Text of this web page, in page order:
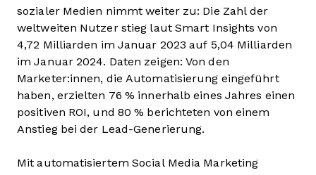
sozialer Medien nimmt weiter zu: Die Zahl der
weltweiten Nutzer stieg laut Smart Insights von
4,72 Milliarden im Januar 2023 auf 5,04 Milliarden
im Januar 2024. Daten zeigen: Von den
Marketer:innen, die Automatisierung eingeführt
haben, erzielten 76 % innerhalb eines Jahres einen
positiven ROI, und 80 % berichteten von einem
Anstieg bei der Lead-Generierung.
Mit automatisiertem Social Media Marketing